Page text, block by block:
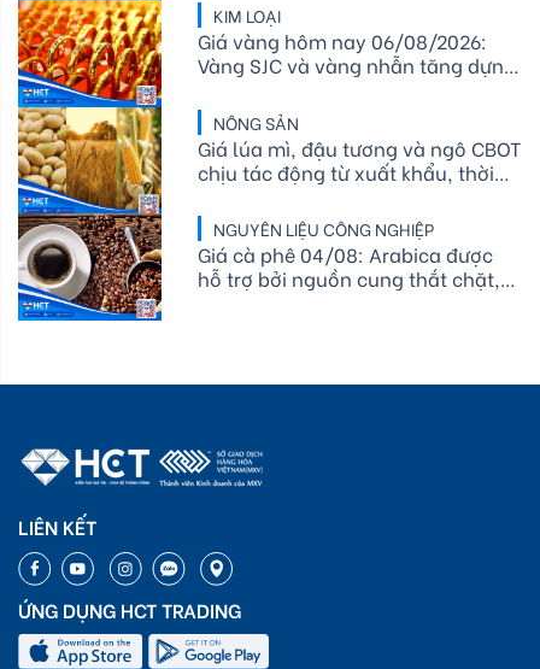
KIM LOẠI
Giá vàng hôm nay 06/08/2026:
Vàng SJC và vàng nhẫn tăng dựng
USD/ounce
NÔNG SẢN
Giá lúa mì, đậu tương và ngô CBOT
chịu tác động từ xuất khẩu, thời
NGUYÊN LIỆU CÔNG NGHIỆP
Giá cà phê 04/08: Arabica được
hỗ trợ bởi nguồn cung thắt chặt,
LIÊN KẾT
ỨNG DỤNG HCT TRADING